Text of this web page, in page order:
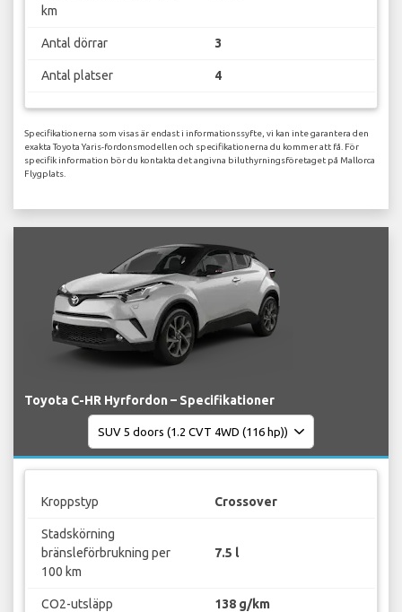
km
Antal dörrar 3
Antal platser 4
Specifikationerna som visas är endast i informationssyfte, vi kan inte garantera den
exakta Toyota Yaris-fordonsmodellen och specifikationerna du kommer att få. För
specifik information bör du kontakta det angivna biluthyrningsföretaget på Mallorca
Flygplats.
Toyota C-HR Hyrfordon – Specifikationer
Kroppstyp Crossover
Stadskörning
bränsleförbrukning per
100 km
7.5 l
CO2-utsläpp 138 g/km